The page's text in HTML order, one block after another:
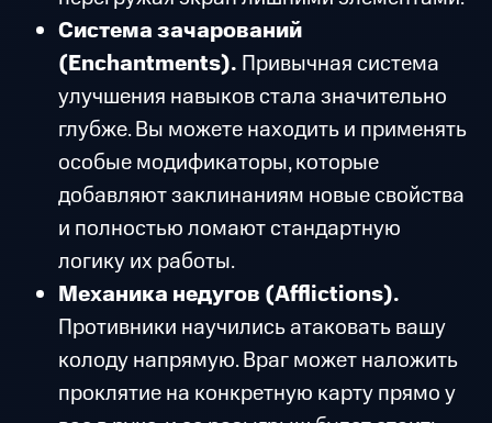
Система зачарований
(Enchantments). Привычная система
улучшения навыков стала значительно
глубже. Вы можете находить и применять
особые модификаторы, которые
добавляют заклинаниям новые свойства
и полностью ломают стандартную
логику их работы.
Механика недугов (Afflictions).
Противники научились атаковать вашу
колоду напрямую. Враг может наложить
проклятие на конкретную карту прямо у